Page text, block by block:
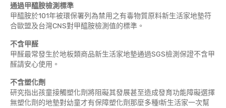
通過甲醯胺檢測標準
甲醯胺於101年被環保署列為禁用之有毒物質原料新生活家地墊符
合歐盟及台灣CNS對甲醯胺檢測值的標準。
不含甲醛
甲醛最常發生於地板類商品新生活家地墊通過SGS檢測保證不含甲
醛請安心使用。
不含塑化劑
研究指出孩童接觸塑化劑將阻礙其發展甚至造成發育功能障礙選擇
無塑化劑的地墊對幼童才有保障塑化劑那麼多種!新生活家一次幫